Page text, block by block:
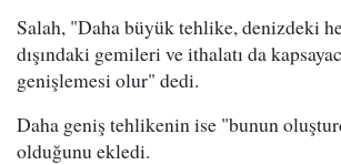
Salah, "Daha büyük tehlike, denizdeki
dışındaki gemileri ve ithalatı da
genişlemesi olur" dedi.
Daha geniş tehlikenin ise "bunun
olduğunu ekledi.